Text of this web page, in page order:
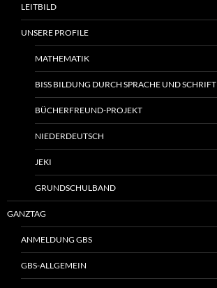
LEITBILD
UNSERE PROFILE
MATHEMATIK
BISS BILDUNG DURCH SPRACHE UND SCHRIFT
BÜCHERFREUND-PROJEKT
NIEDERDEUTSCH
JEKI
GRUNDSCHULBAND
GANZTAG
ANMELDUNG GBS
GBS-ALLGEMEIN